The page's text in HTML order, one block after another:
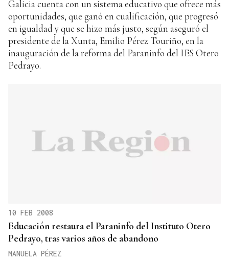
Galicia cuenta con un sistema educativo que ofrece más
oportunidades, que ganó en cualificación, que progresó
en igualdad y que se hizo más justo, según aseguró el
presidente de la Xunta, Emilio Pérez Touriño, en la
inauguración de la reforma del Paraninfo del IES Otero
Pedrayo.
10 FEB 2008
Educación restaura el Paraninfo del Instituto Otero
Pedrayo, tras varios años de abandono
MANUELA PÉREZ